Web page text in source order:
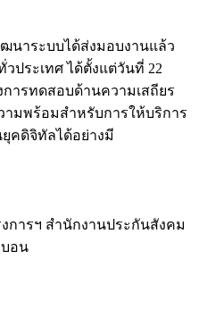
าระบบได้ส่งมอบงานแล้ว
ประเทศ ได้ตั้งแต่วันที่ 22
ารทดสอบด้านความเสถียร
ามพร้อมสำหรับการให้บริการ
คดิจิทัลได้อย่างมี
การฯ สำนักงานประกันสังคม
บอน